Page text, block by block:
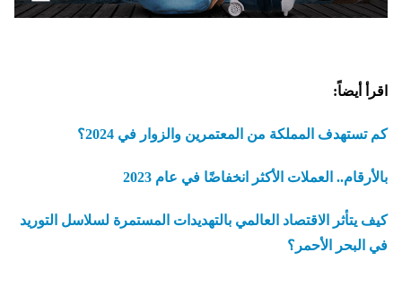
اقرأ أيضاً:
كم تستهدف المملكة من المعتمرين والزوار في 2024؟
بالأرقام.. العملات الأكثر انخفاضًا في عام 2023
كيف يتأثر الاقتصاد العالمي بالتهديدات المستمرة لسلاسل التوريد
في البحر الأحمر؟